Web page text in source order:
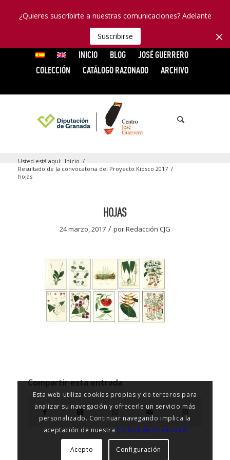
¿Quieres suscribirte a nuestras comunicaciones? Adelante
Suscribirse
INICIO BLOG
JOSÉ GUERRERO
COLECCIÓN
CATÁLOGO RAZONADO ARCHIVO
Usted está aquí: Inicio /
Resultado de la convocatoria del Proyecto Kiosco 2017 /
hojas
HOJAS
24 marzo, 2017 / porRedacción CJG
Compartir esta entrada
Esta web utiliza cookies propias y de terceros para
analizar su navegación y ofrecerle un servicio más
personalizado. Continuar navegando implica la
aceptación de nuestra Política de Privacidad
Acepto Configuración